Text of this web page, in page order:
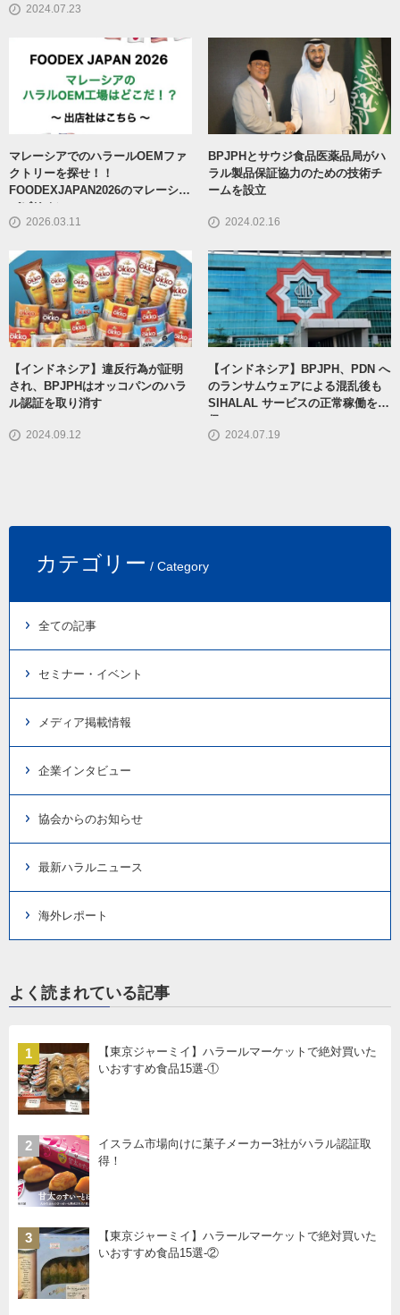
2024.07.23
マレーシアでのハラールOEMファ
クトリーを探せ！！
FOODEXJAPAN2026のマレーシア
パビリオン
2026.03.11
BPJPHとサウジ食品医薬品局がハ
ラル製品保証協力のための技術チ
ームを設立
2024.02.16
【インドネシア】違反行為が証明
され、BPJPHはオッコパンのハラ
ル認証を取り消す
2024.09.12
【インドネシア】BPJPH、PDN へ
のランサムウェアによる混乱後も
SIHALAL サービスの正常稼働を確
保
2024.07.19
カテゴリー / Category
全ての記事
セミナー・イベント
メディア掲載情報
企業インタビュー
協会からのお知らせ
最新ハラルニュース
海外レポート
よく読まれている記事
1
【東京ジャーミイ】ハラールマーケットで絶対買いた
いおすすめ食品15選-①
2
イスラム市場向けに菓子メーカー3社がハラル認証取
得！
3
【東京ジャーミイ】ハラールマーケットで絶対買いた
いおすすめ食品15選-②